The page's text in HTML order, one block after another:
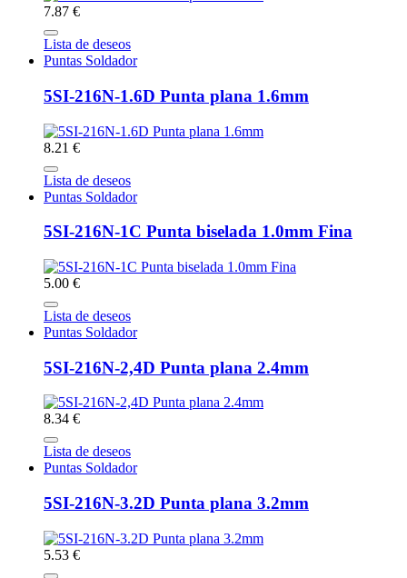
7.87 €
Lista de deseos
Puntas Soldador
5SI-216N-1.6D Punta plana 1.6mm
8.21 €
Lista de deseos
Puntas Soldador
5SI-216N-1C Punta biselada 1.0mm Fina
5.00 €
Lista de deseos
Puntas Soldador
5SI-216N-2,4D Punta plana 2.4mm
8.34 €
Lista de deseos
Puntas Soldador
5SI-216N-3.2D Punta plana 3.2mm
5.53 €